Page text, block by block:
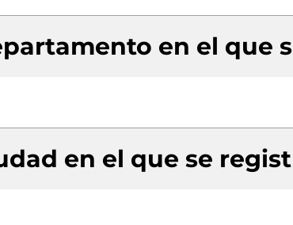
en el que
en el que se